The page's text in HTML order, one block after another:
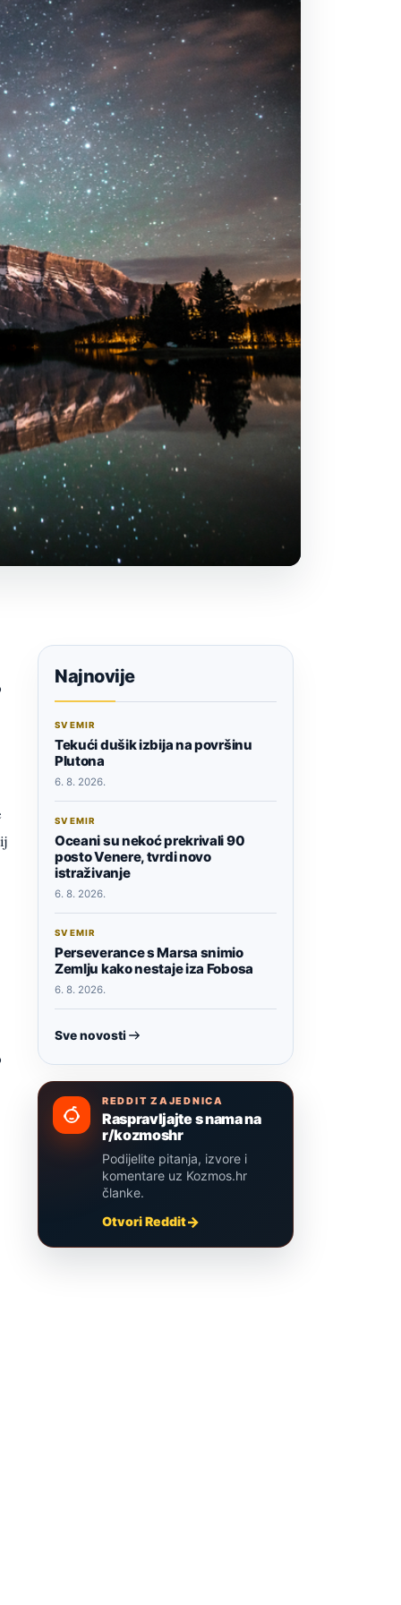
Najnovije
SVEMIR
Tekući dušik izbija na površinu
Plutona
6. 8. 2026.
SVEMIR
Oceani su nekoć prekrivali 90
posto Venere, tvrdi novo
istraživanje
6. 8. 2026.
SVEMIR
Perseverance s Marsa snimio
Zemlju kako nestaje iza Fobosa
6. 8. 2026.
Sve novosti
REDDIT ZAJEDNICA
Raspravljajte s nama na
r/kozmoshr
Podijelite pitanja, izvore i
komentare uz Kozmos.hr
članke.
Otvori Reddit